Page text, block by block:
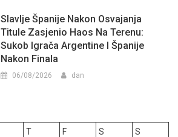
Slavlje Španije Nakon Osvajanja
Titule Zasjenio Haos Na Terenu:
Sukob Igrača Argentine I Španije
Nakon Finala
06/08/2026 dan
T F S
S